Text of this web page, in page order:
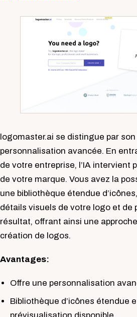
logomaster.ai se distingue par
personnalisation avancée. En
de votre entreprise, l’IA intervient
de votre marque. Vous avez la
une bibliothèque étendue
détails visuels de votre logo et de
résultat, offrant ainsi une
création de logos.
Avantages:
Offre une personnalisation
Bibliothèque d’icônes étendue